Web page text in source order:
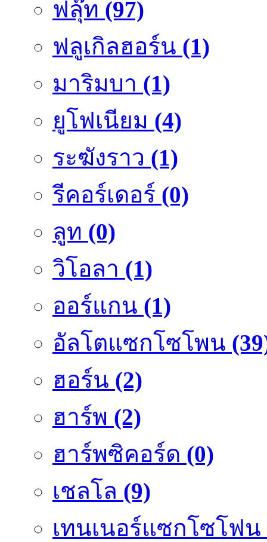
ฟลุ๊ท (97)
ฟลูเกิลฮอร์น (1)
มาริมบา (1)
ยูโฟเนียม (4)
ระฆังราว (1)
รีคอร์เดอร์ (0)
ลูท (0)
วิโอลา (1)
ออร์แกน (1)
อัลโตแซกโซโพน
ฮอร์น (2)
ฮาร์พ (2)
ฮาร์พซิคอร์ด (0)
เชลโล (9)
เทนเนอร์แซกโซโฟน